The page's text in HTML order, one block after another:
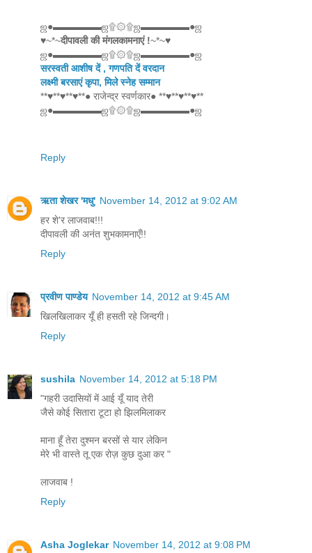
ஜ●▬▬▬▬▬ஜ۩۞۩ஜ▬▬▬▬▬●ஜ
♥~*~दीपावली की मंगलकामनाएं !~*~♥
ஜ●▬▬▬▬▬ஜ۩۞۩ஜ▬▬▬▬▬●ஜ
सरस्वती आशीष दें , गणपति दें वरदान
लक्ष्मी बरसाएं कृपा, मिले स्नेह सम्मान
**♥**♥**♥**● राजेन्द्र स्वर्णकार● **♥**♥**♥**
ஜ●▬▬▬▬▬ஜ۩۞۩ஜ▬▬▬▬▬●ஜ
Reply
ऋता शेखर 'मधु' November 14, 2012 at 9:02 AM
हर शे'र लाजवाब!!!
दीपावली की अनंत शुभकामनाएँ!!
Reply
प्रवीण पाण्डेय November 14, 2012 at 9:45 AM
खिलखिलाकर यूँ ही हसती रहे जिन्दगी।
Reply
sushila November 14, 2012 at 5:18 PM
"गहरी उदासियों में आई यूँ याद तेरी
जैसे कोई सितारा टूटा हो झिलमिलाकर
माना हूँ तेरा दुश्मन बरसों से यार लेकिन
मेरे भी वास्ते तू एक रोज़ कुछ दुआ कर "
लाजवाब !
Reply
Asha Joglekar November 14, 2012 at 9:08 PM